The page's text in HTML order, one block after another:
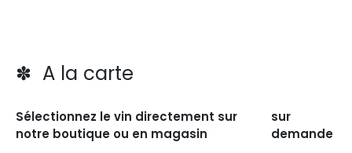
✽ A la carte
Sélectionnez le vin directement sur
notre boutique ou en magasin
sur
demande